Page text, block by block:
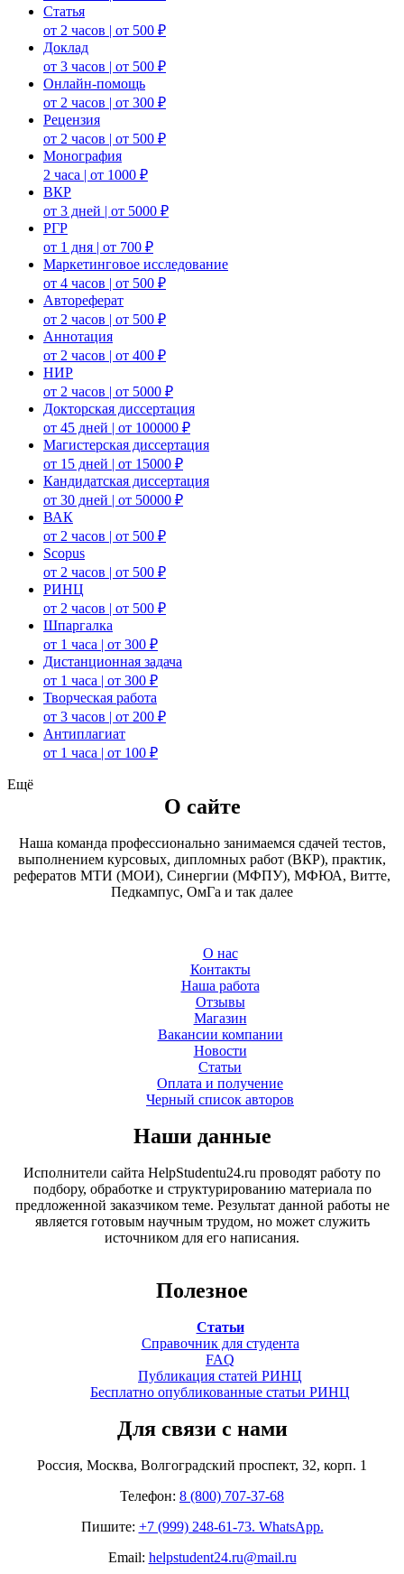
Статья
от 2 часов | от 500 ₽
Доклад
от 3 часов | от 500 ₽
Онлайн-помощь
от 2 часов | от 300 ₽
Рецензия
от 2 часов | от 500 ₽
Монография
2 часа | от 1000 ₽
ВКР
от 3 дней | от 5000 ₽
РГР
от 1 дня | от 700 ₽
Маркетинговое исследование
от 4 часов | от 500 ₽
Автореферат
от 2 часов | от 500 ₽
Аннотация
от 2 часов | от 400 ₽
НИР
от 2 часов | от 5000 ₽
Докторская диссертация
от 45 дней | от 100000 ₽
Магистерская диссертация
от 15 дней | от 15000 ₽
Кандидатская диссертация
от 30 дней | от 50000 ₽
ВАК
от 2 часов | от 500 ₽
Scopus
от 2 часов | от 500 ₽
РИНЦ
от 2 часов | от 500 ₽
Шпаргалка
от 1 часа | от 300 ₽
Дистанционная задача
от 1 часа | от 300 ₽
Творческая работа
от 3 часов | от 200 ₽
Антиплагиат
от 1 часа | от 100 ₽
Ещё
О сайте
Наша команда профессионально занимаемся сдачей тестов,
выполнением курсовых, дипломных работ (ВКР), практик,
рефератов МТИ (МОИ), Синергии (МФПУ), МФЮА, Витте,
Педкампус, ОмГа и так далее
О нас
Контакты
Наша работа
Отзывы
Магазин
Вакансии компании
Новости
Статьи
Оплата и получение
Черный список авторов
Наши данные
Исполнители сайта HelpStudentu24.ru проводят работу по
подбору, обработке и структурированию материала по
предложенной заказчиком теме. Результат данной работы не
является готовым научным трудом, но может служить
источником для его написания.
Полезное
Статьи
Справочник для студента
FAQ
Публикация статей РИНЦ
Бесплатно опубликованные статьи РИНЦ
Для связи с нами
Россия, Москва, Волгоградский проспект, 32, корп. 1
Телефон: 8 (800) 707-37-68
Пишите: +7 (999) 248-61-73. WhatsApp.
Email: helpstudent24.ru@mail.ru